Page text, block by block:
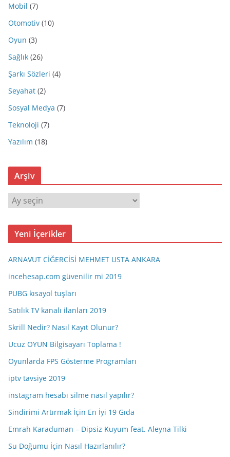
Mobil (7)
Otomotiv (10)
Oyun (3)
Sağlık (26)
Şarkı Sözleri (4)
Seyahat (2)
Sosyal Medya (7)
Teknoloji (7)
Yazılım (18)
Arşiv
r
ş
Yeni İçerikler
ARNAVUT CİĞERCİSİ MEHMET USTA ANKARA
incehesap.com güvenilir mi 2019
PUBG kısayol tuşları
Satılık TV kanalı ilanları 2019
Skrill Nedir? Nasıl Kayıt Olunur?
Ucuz OYUN Bilgisayarı Toplama !
Oyunlarda FPS Gösterme Programları
iptv tavsiye 2019
instagram hesabı silme nasıl yapılır?
Sindirimi Artırmak İçin En İyi 19 Gıda
Emrah Karaduman – Dipsiz Kuyum feat. Aleyna Tilki
Su Doğumu İçin Nasıl Hazırlanılır?